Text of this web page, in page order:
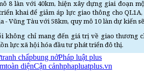
8 làn với 40km, hiện xây dựng giai đoạn
khai để giảm áp lực giao thông cho
- Vũng Tàu với 58km, quy mô 10 làn dự kiến
không chỉ mang đến giá trị về giao thương
lực xã hội hóa đầu tư phát triển đô thị.
tranh chấpbung nởPháp luật plus
toàn diệnCận cảnhphapluatplus.vn